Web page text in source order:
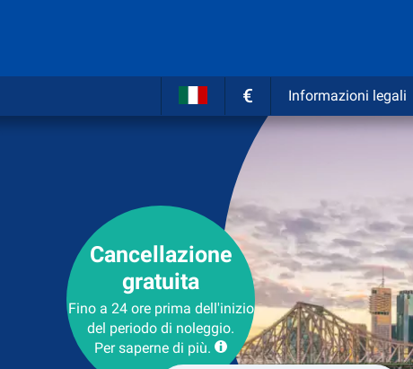
€ Informazioni legali
Luogo del noleggio
Luogo di ritorno
Cancellazione
gratuita
Fino a 24 ore prima dell'inizio
del periodo di noleggio.
Per saperne di più.